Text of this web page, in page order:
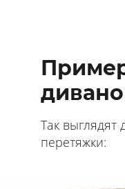
Так выглядят
перетяжки: